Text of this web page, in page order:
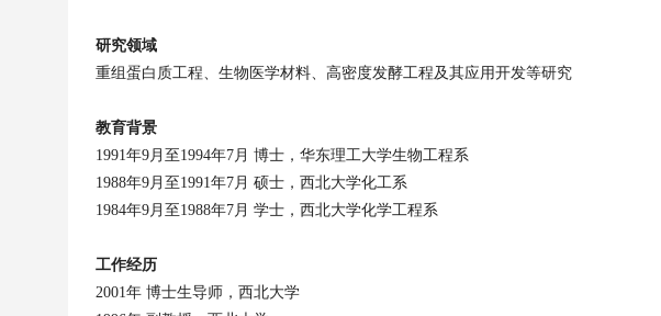
研究领域
重组蛋白质工程、生物医学材料、高密度发酵工程及其应用开发等研究
教育背景
1991年9月至 1994年7月 博士 ， 华东理工大学生物工程系
1988年9月至 1991年7月 硕士 ， 西北大学化工系
1984年9月至 1988年7月 学士 ， 西北大学化学工程系
工作经历
2001年 博士生导师，西北大学